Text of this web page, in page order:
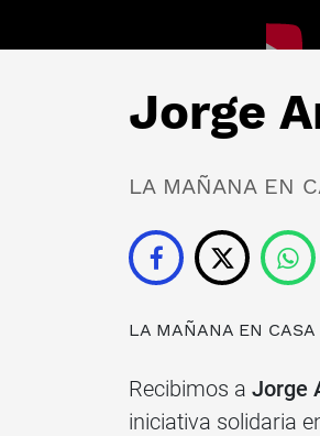
Jorge
LA MAÑANA EN
LA MAÑANA EN CASA
Recibimos a Jorge
iniciativa solidaria